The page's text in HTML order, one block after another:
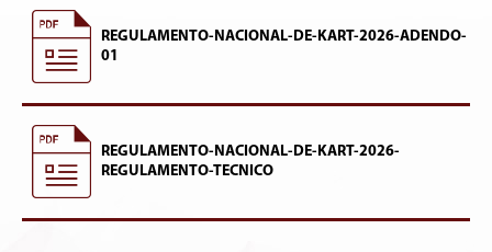
REGULAMENTO-NACIONAL-DE-KART-2026-ADENDO-
01
REGULAMENTO-NACIONAL-DE-KART-2026-
REGULAMENTO-TECNICO